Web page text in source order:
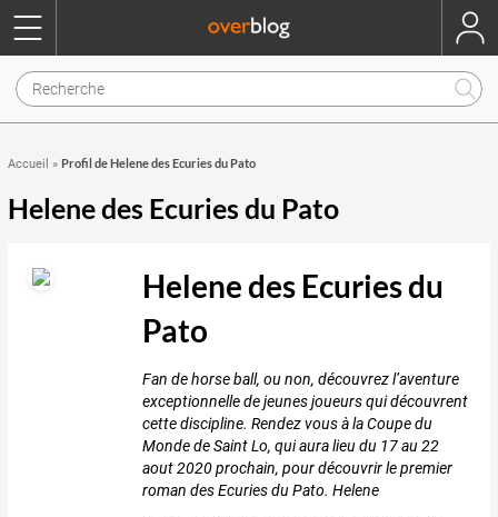
Accueil » Profil de Helene des Ecuries du Pato
Helene des Ecuries du Pato
Helene des Ecuries du
Pato
Fan de horse ball, ou non, découvrez l’aventure
exceptionnelle de jeunes joueurs qui découvrent
cette discipline. Rendez vous à la Coupe du
Monde de Saint Lo, qui aura lieu du 17 au 22
aout 2020 prochain, pour découvrir le premier
roman des Ecuries du Pato. Helene